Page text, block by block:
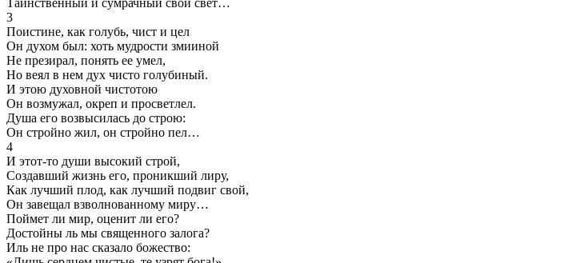
3
Поистине, как голубь, чист и цел
Он духом был: хоть мудрости змииной
Не презирал, понять ее умел,
Но веял в нем дух чисто голубиный.
И этою духовной чистотою
Он возмужал, окреп и просветлел.
Душа его возвысилась до строю:
Он стройно жил, он стройно пел…
4
И этот-то души высокий строй,
Создавший жизнь его, проникший лиру,
Как лучший плод, как лучший подвиг свой,
Он завещал взволнованному миру…
Поймет ли мир, оценит ли его?
Достойны ль мы священного залога?
Иль не про нас сказало божество: